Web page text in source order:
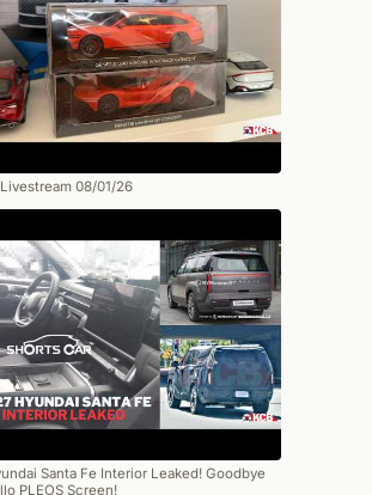
08/01/26
Santa Fe Interior Leaked! Goodbye
PLEOS Screen!